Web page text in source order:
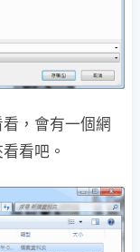
，會有一個網
看吧。